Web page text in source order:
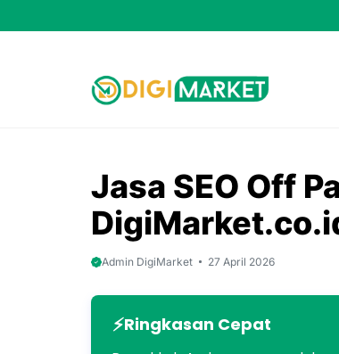
to
Jasa SEO Off
Admin DigiMarket 27 April 2026
Ringkasan Cepat